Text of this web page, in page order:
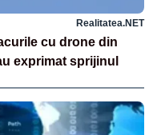
Realitatea.NET
cu drone din
exprimat sprijinul